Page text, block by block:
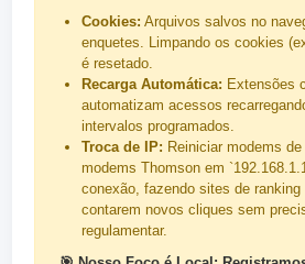
Cookies: Arquivos salvos no
enquetes. Limpando os cookies
é resetado.
Recarga Automática: Extensões
automatizam acessos
intervalos programados.
Troca de IP: Reiniciar modems
modems Thomson em
conexão, fazendo sites de
contarem novos cliques sem
regulamentar.